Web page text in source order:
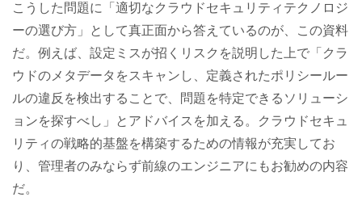
こうした問題に「適切なクラウドセキュリティテクノロジ
ーの選び方」として真正面から答えているのが、この資料
だ。例えば、設定ミスが招くリスクを説明した上で「クラ
ウドのメタデータをスキャンし、定義されたポリシールー
ルの違反を検出することで、問題を特定できるソリューシ
ョンを探すべし」とアドバイスを加える。クラウドセキュ
リティの戦略的基盤を構築するための情報が充実してお
り、管理者のみならず前線のエンジニアにもお勧めの内容
だ。